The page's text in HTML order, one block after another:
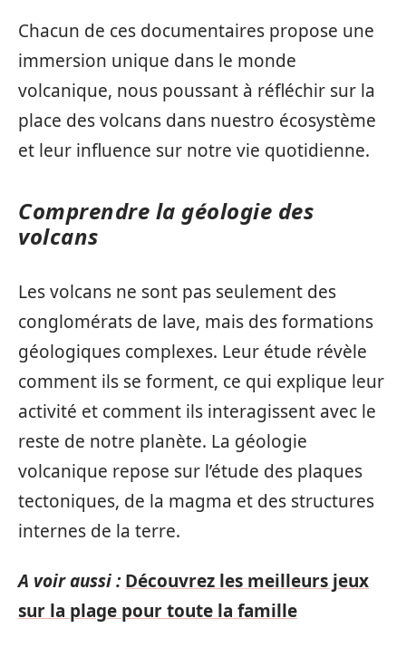
Chacun de ces documentaires propose une
immersion unique dans le monde
volcanique, nous poussant à réfléchir sur la
place des volcans dans nuestro écosystème
et leur influence sur notre vie quotidienne.
Comprendre la géologie des
volcans
Les volcans ne sont pas seulement des
conglomérats de lave, mais des formations
géologiques complexes. Leur étude révèle
comment ils se forment, ce qui explique leur
activité et comment ils interagissent avec le
reste de notre planète. La géologie
volcanique repose sur l’étude des plaques
tectoniques, de la magma et des structures
internes de la terre.
A voir aussi : Découvrez les meilleurs jeux
sur la plage pour toute la famille